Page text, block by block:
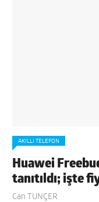
AKILLI TELEFON
Huawei
tanıtıldı; işte
Can TUNÇER